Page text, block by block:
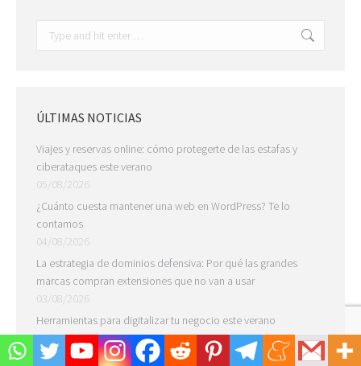
ÚLTIMAS NOTICIAS
Viajes y reservas online: cómo protegerte de las estafas y
ciberataques este verano
05/08/2026
¿Cuánto cuesta mantener una web en WordPress? Te lo
contamos
04/08/2026
La estrategia de dominios defensiva: Por qué las grandes
marcas compran extensiones que no van a usar
03/08/2026
Herramientas para digitalizar tu negocio este verano
24/07/2026
Cómo crear una tienda online en WordPress
21/07/2026